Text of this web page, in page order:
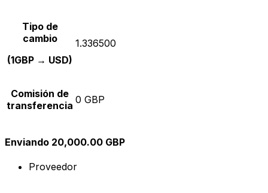
Tipo de
cambio
(1GBP → USD)
1.336500
Comisión de
transferencia 0 GBP
Enviando 20,000.00 GBP
Proveedor